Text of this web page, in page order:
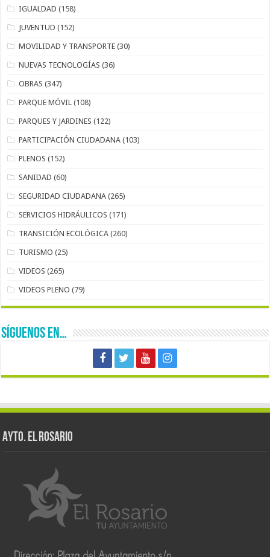
IGUALDAD (158)
JUVENTUD (152)
MOVILIDAD Y TRANSPORTE (30)
NUEVAS TECNOLOGÍAS (36)
OBRAS (347)
PARQUE MÓVIL (108)
PARQUES Y JARDINES (122)
PARTICIPACIÓN CIUDADANA (103)
PLENOS (152)
SANIDAD (60)
SEGURIDAD CIUDADANA (265)
SERVICIOS HIDRÁULICOS (171)
TRANSICIÓN ECOLÓGICA (260)
TURISMO (25)
VIDEOS (265)
VIDEOS PLENO (79)
SÍGUENOS EN…
AYTO. EL ROSARIO